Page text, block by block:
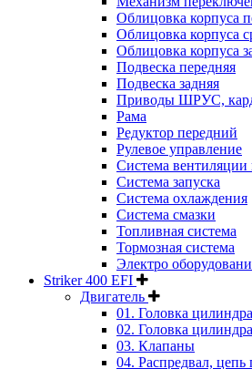
Облицовка корпуса
Облицовка корпуса
Облицовка корпуса
Подвеска передняя
Подвеска задняя
Приводы ШРУС,
Рама
Редуктор передний
Рулевое управление
Система вентиляции
Система запуска
Система охлаждения
Система смазки
Топливная система
Тормозная система
Электро
Striker 400 EFI
Двигатель
01. Головка
02. Головка цилиндра
03. Клапаны
04. Распредвал,